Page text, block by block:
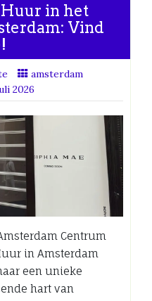
in het
Vind
amsterdam
2026
Centrum
in Amsterdam
een unieke
hart van